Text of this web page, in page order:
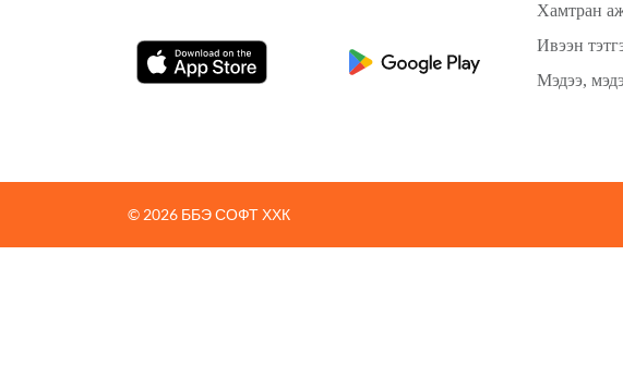
Хамтран
Ивээн
Мэдээ,
© 2026 ББЭ СОФТ ХХК